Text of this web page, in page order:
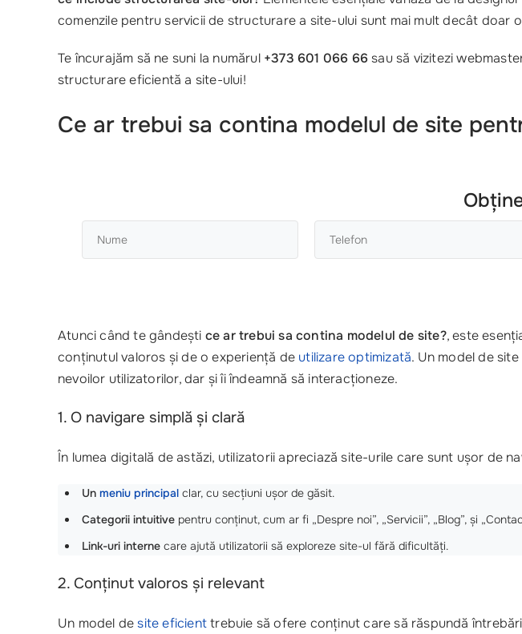
comenzile pentru servicii de structurare a site-ului sunt mai mult decât doar
Te încurajăm să ne suni la numărul +373 601 066 66sau să vizitezi
structurare eficientă a site-ului!
Ce ar trebui sa contina modelul de site
Atunci când te gândești ce ar trebui sa contina modelul de site?, este
conținutul valoros și de o experiență de utilizare optimizată. Un model de
nevoilor utilizatorilor, dar și îi îndeamnă să interacționeze.
1. O navigare simplă și clară
În lumea digitală de astăzi, utilizatorii apreciază site-urile care sunt ușor de
Un meniu principal clar, cu secțiuni ușor de găsit.
Categorii intuitive pentru conținut, cum ar fi „Despre noi”, „Servicii”, „Blog”, și
Link-uri interne care ajută utilizatorii să exploreze site-ul fără dificultăți.
2. Conținut valoros și relevant
Un model desite eficienttrebuie să ofere conținut care să răspundă